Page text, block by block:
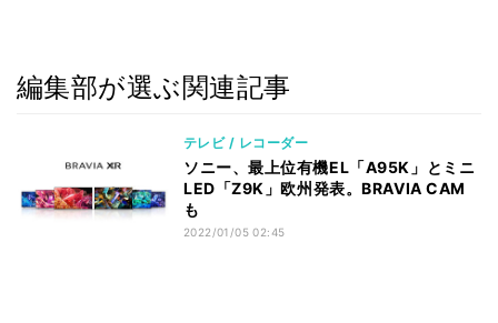
編集部が選ぶ関連記事
テレビ / レコーダー
ソニー、最上位有機EL「A95K」とミニ
LED「Z9K」欧州発表。BRAVIA CAM
も
2022/01/05 02:45